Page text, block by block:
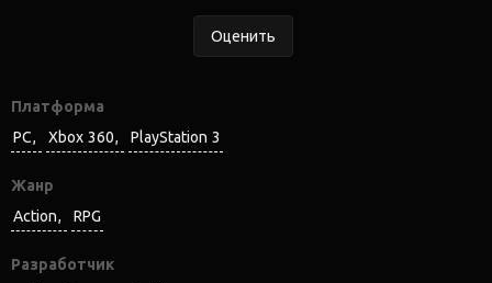
Оценить
Платформа
PC
Xbox 360 PlayStation 3
Жанр
Action
RPG
Разработчик